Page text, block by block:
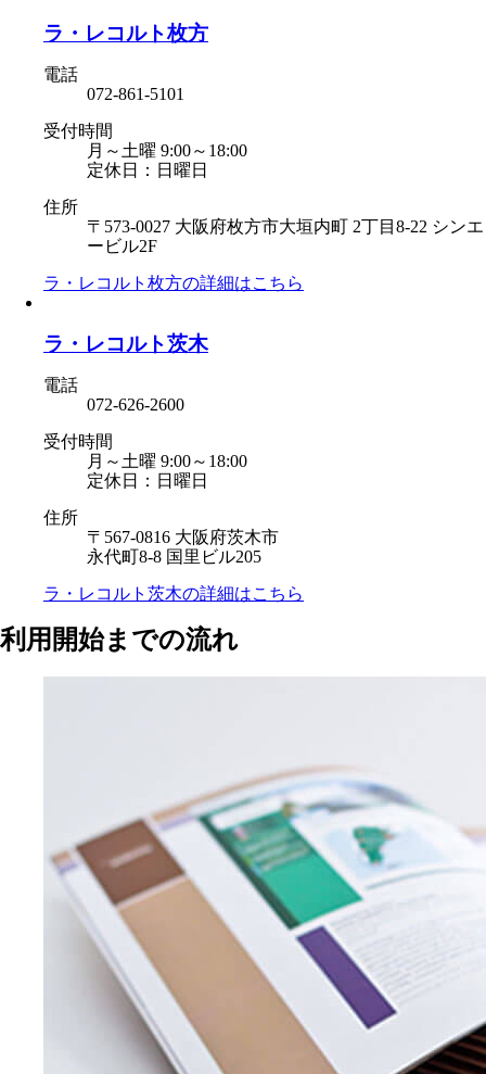
ラ・レコルト枚方
電話
072-861-5101
受付時間
月～土曜 9:00～18:00
定休日：日曜日
住所
〒573-0027 大阪府枚方市大垣内町 2丁目8-22 シンエ
ービル2F
ラ・レコルト枚方の詳細はこちら
ラ・レコルト茨木
電話
072-626-2600
受付時間
月～土曜 9:00～18:00
定休日：日曜日
住所
〒567-0816 大阪府茨木市
永代町8-8 国里ビル205
ラ・レコルト茨木の詳細はこちら
利用開始までの流れ